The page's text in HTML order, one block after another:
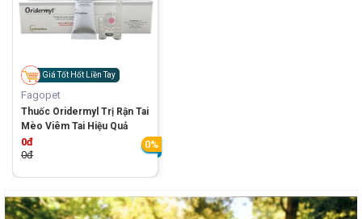
Giá Tốt Hốt Liền Tay
Fagopet
Thuốc Oridermyl Trị Rận Tai
Mèo Viêm Tai Hiệu Quả
0đ
0đ
0%